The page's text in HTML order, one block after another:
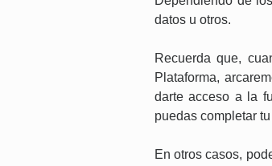
datos u otros.
Recuerda que,
Plataforma,
darte acceso a la
puedas completar
En otros casos,